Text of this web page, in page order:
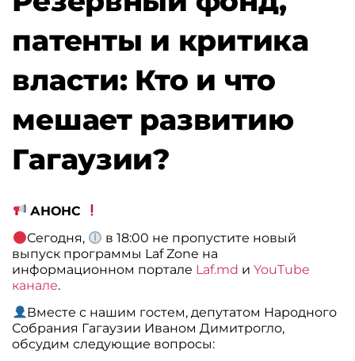
патенты и критика
власти: Кто и что
мешает развитию
Гагаузии?
АНОНС
Сегодня,
в 18:00 не пропустите новый
выпуск программы Laf Zone на
информационном портале Laf.md иYouTube
канале.
Вместе с нашим гостем, депутатом Народного
Собрания Гагаузии Иваном Димитрогло,
обсудим следующие вопросы: